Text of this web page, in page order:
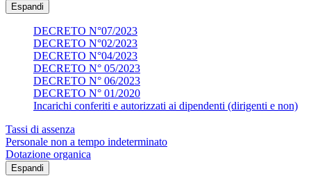
Espandi
DECRETO N°07/2023
DECRETO N°02/2023
DECRETO N°04/2023
DECRETO N° 05/2023
DECRETO N° 06/2023
DECRETO N° 01/2020
Incarichi conferiti e autorizzati ai dipendenti (dirigenti e non)
Tassi di assenza
Personale non a tempo indeterminato
Dotazione organica
Espandi